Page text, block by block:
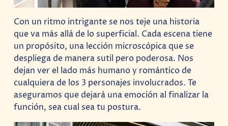
Con un ritmo intrigante se nos teje una historia
que va más allá de lo superficial. Cada escena tiene
un propósito, una lección microscópica que se
despliega de manera sutil pero poderosa. Nos
dejan ver el lado más humano y romántico de
cualquiera de los 3 personajes involucrados. Te
aseguramos que dejará una emoción al finalizar la
función, sea cual sea tu postura.